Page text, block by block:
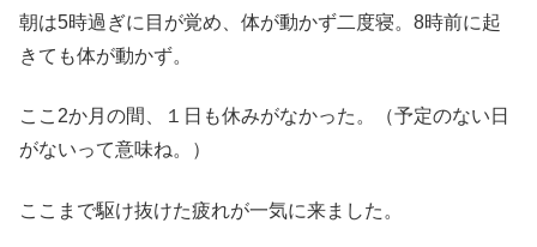
朝は5時過ぎに目が覚め、体が動かず二度寝。8時前に起
きても体が動かず。
ここ2か月の間、１日も休みがなかった。（予定のない日
がないって意味ね。）
ここまで駆け抜けた疲れが一気に来ました。